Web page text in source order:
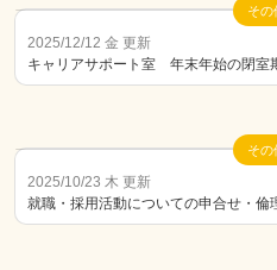
その
2025/12/12 金 更新
キャリアサポート室 年末年始の閉室
その
2025/10/23 木 更新
就職・採用活動についての申合せ・